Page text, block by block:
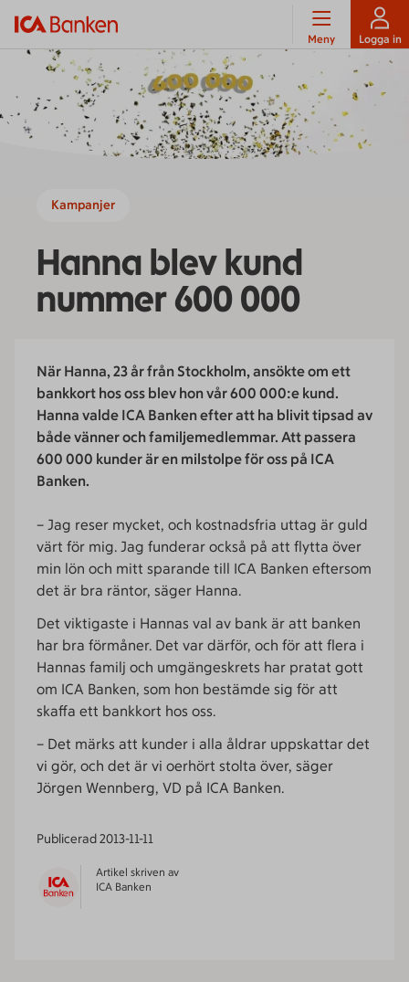
Meny Logga in
Kampanjer
Hanna blev kund
nummer 600 000
När Hanna, 23 år från Stockholm, ansökte om ett
bankkort hos oss blev hon vår 600 000:e kund.
Hanna valde ICA Banken efter att ha blivit tipsad av
både vänner och familjemedlemmar. Att passera
600 000 kunder är en milstolpe för oss på ICA
Banken.
– Jag reser mycket, och kostnadsfria uttag är guld
värt för mig. Jag funderar också på att flytta över
min lön och mitt sparande till ICA Banken eftersom
det är bra räntor, säger Hanna.
Det viktigaste i Hannas val av bank är att banken
har bra förmåner. Det var därför, och för att flera i
Hannas familj och umgängeskrets har pratat gott
om ICA Banken, som hon bestämde sig för att
skaffa ett bankkort hos oss.
– Det märks att kunder i alla åldrar uppskattar det
vi gör, och det är vi oerhört stolta över, säger
Jörgen Wennberg, VD på ICA Banken.
Publicerad2013-11-11
Artikel skriven av
ICA Banken